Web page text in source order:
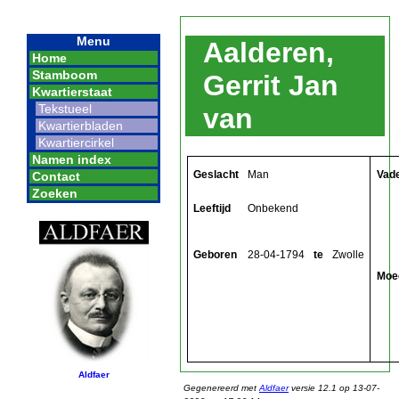
Menu
Home
Stamboom
Kwartierstaat
Tekstueel
Kwartierbladen
Kwartiercirkel
Namen index
Contact
Zoeken
Aldfaer
Aalderen,
Gerrit Jan
van
Geslacht Man
Leeftijd Onbekend
Geboren 28-04-1794 te Zwolle
Gegenereerd met Aldfaerversie 12.1 op 13-07-